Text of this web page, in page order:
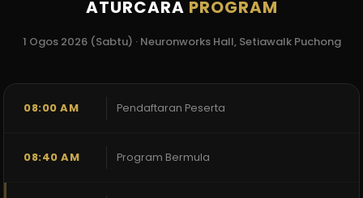
ATURCARA PROGRAM
1 Ogos 2026 (Sabtu) · Neuronworks Hall, Setiawalk Puchong
08:00 AM Pendaftaran Peserta
08:40 AM Program Bermula